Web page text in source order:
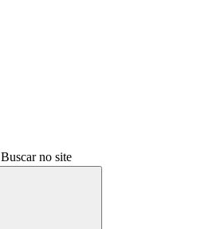
Buscar no site